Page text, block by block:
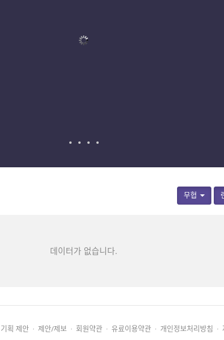
무협
데이터가 없습니다.
기획 제안 · 제안/제보 · 회원약관 · 유료이용약관 · 개인정보처리방침 ·